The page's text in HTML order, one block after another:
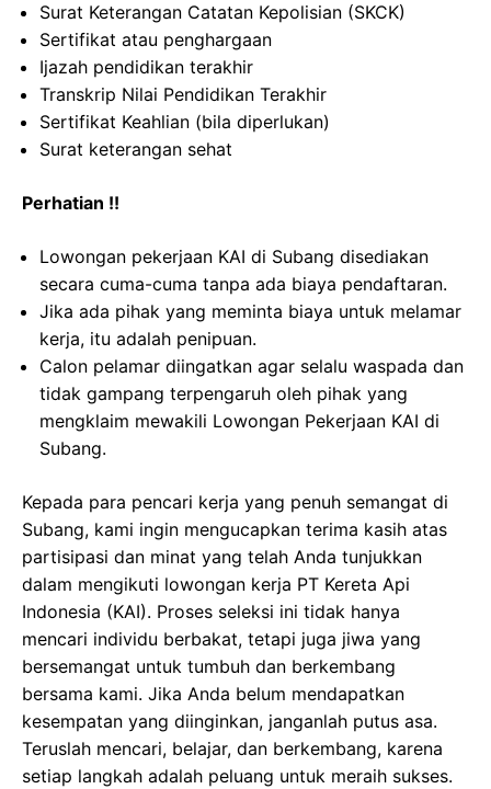
Surat Keterangan Catatan Kepolisian (SKCK)
Sertifikat atau penghargaan
Ijazah pendidikan terakhir
Transkrip Nilai Pendidikan Terakhir
Sertifikat Keahlian (bila diperlukan)
Surat keterangan sehat
Perhatian !!
Lowongan pekerjaan KAI di Subang disediakan
secara cuma-cuma tanpa ada biaya pendaftaran.
Jika ada pihak yang meminta biaya untuk melamar
kerja, itu adalah penipuan.
Calon pelamar diingatkan agar selalu waspada dan
tidak gampang terpengaruh oleh pihak yang
mengklaim mewakili Lowongan Pekerjaan KAI di
Subang.
Kepada para pencari kerja yang penuh semangat di
Subang, kami ingin mengucapkan terima kasih atas
partisipasi dan minat yang telah Anda tunjukkan
dalam mengikuti lowongan kerja PT Kereta Api
Indonesia (KAI). Proses seleksi ini tidak hanya
mencari individu berbakat, tetapi juga jiwa yang
bersemangat untuk tumbuh dan berkembang
bersama kami. Jika Anda belum mendapatkan
kesempatan yang diinginkan, janganlah putus asa.
Teruslah mencari, belajar, dan berkembang, karena
setiap langkah adalah peluang untuk meraih sukses.